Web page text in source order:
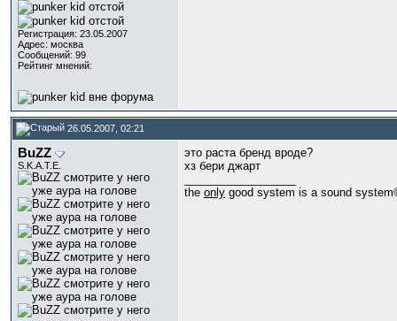
Регистрация: 23.05.2007
Адрес: москва
Сообщений: 99
Рейтинг мнений:
26.05.2007, 02:21
BuZZ
S.K.A.T.E.
это раста бренд вроде?
хз бери джарт
the only good system is a sound